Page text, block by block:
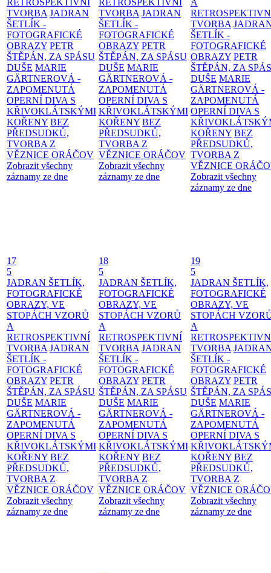
TVORBA JADRAN
ŠETLÍK -
FOTOGRAFICKÉ
OBRAZY PETR
ŠTĚPÁN, ZA SPÁSU
DUŠE MARIE
GÄRTNEROVÁ -
ZAPOMENUTÁ
OPERNÍ DIVA S
KŘIVOKLÁTSKÝMI
KOŘENY BEZ
PŘEDSUDKŮ,
TVORBA Z
VĚZNICE ORÁČOV
Zobrazit všechny
záznamy ze dne
TVORBA JADRAN
ŠETLÍK -
FOTOGRAFICKÉ
OBRAZY PETR
ŠTĚPÁN, ZA SPÁSU
DUŠE MARIE
GÄRTNEROVÁ -
ZAPOMENUTÁ
OPERNÍ DIVA S
KŘIVOKLÁTSKÝMI
KOŘENY BEZ
PŘEDSUDKŮ,
TVORBA Z
VĚZNICE ORÁČOV
Zobrazit všechny
záznamy ze dne
TVORBA
ŠETLÍK -
FOTOGRAFICKÉ
OBRAZY PETR
ŠTĚPÁN, ZA
DUŠE MARIE
GÄRTNEROVÁ -
ZAPOMENUTÁ
OPERNÍ DIVA S
KOŘENY BEZ
PŘEDSUDKŮ,
TVORBA Z
VĚZNICE
Zobrazit všechny
záznamy ze dne
17
5
JADRAN ŠETLÍK,
FOTOGRAFICKÉ
OBRAZY, VE
STOPÁCH VZORŮ
A
RETROSPEKTIVNÍ
TVORBA JADRAN
ŠETLÍK -
FOTOGRAFICKÉ
OBRAZY PETR
ŠTĚPÁN, ZA SPÁSU
DUŠE MARIE
GÄRTNEROVÁ -
ZAPOMENUTÁ
OPERNÍ DIVA S
KŘIVOKLÁTSKÝMI
KOŘENY BEZ
PŘEDSUDKŮ,
TVORBA Z
VĚZNICE ORÁČOV
Zobrazit všechny
záznamy ze dne
18
5
JADRAN ŠETLÍK,
FOTOGRAFICKÉ
OBRAZY, VE
STOPÁCH VZORŮ
A
RETROSPEKTIVNÍ
TVORBA JADRAN
ŠETLÍK -
FOTOGRAFICKÉ
OBRAZY PETR
ŠTĚPÁN, ZA SPÁSU
DUŠE MARIE
GÄRTNEROVÁ -
ZAPOMENUTÁ
OPERNÍ DIVA S
KŘIVOKLÁTSKÝMI
KOŘENY BEZ
PŘEDSUDKŮ,
TVORBA Z
VĚZNICE ORÁČOV
Zobrazit všechny
záznamy ze dne
19
5
JADRAN ŠETLÍK,
FOTOGRAFICKÉ
OBRAZY, VE
STOPÁCH
A
TVORBA
ŠETLÍK -
FOTOGRAFICKÉ
OBRAZY PETR
ŠTĚPÁN, ZA
DUŠE MARIE
GÄRTNEROVÁ -
ZAPOMENUTÁ
OPERNÍ DIVA S
KOŘENY BEZ
PŘEDSUDKŮ,
TVORBA Z
VĚZNICE
Zobrazit všechny
záznamy ze dne